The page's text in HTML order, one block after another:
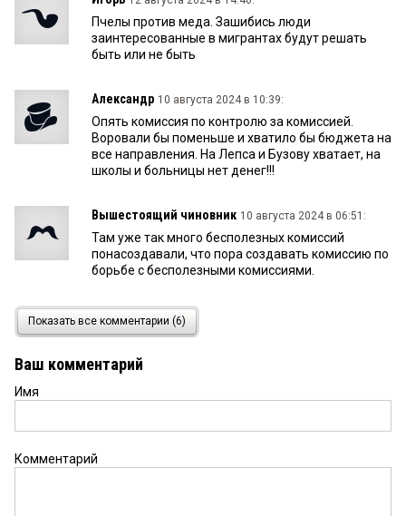
Пчелы против меда. Зашибись люди
заинтересованные в мигрантах будут решать
быть или не быть
Александр 10 августа 2024 в 10:39:
Опять комиссия по контролю за комиссией.
Воровали бы поменьше и хватило бы бюджета на
все направления. На Лепса и Бузову хватает, на
школы и больницы нет денег!!!
Вышестоящий чиновник 10 августа 2024 в 06:51:
Там уже так много бесполезных комиссий
понасоздавали, что пора создавать комиссию по
борьбе с бесполезными комиссиями.
Петр 10 августа 2024 в 00:36:
Смешно! Вы сначала разберитесь с теми
предприятиями, которые платят половины
зарплаты в конвертах. Лукьяновка 5 ж.
дармоедов и наведёт в Омской области порядок!
Поскорей бы нам уже нового губера Президент
Показать все комментарии (6)
Ваш комментарий
Имя
Комментарий